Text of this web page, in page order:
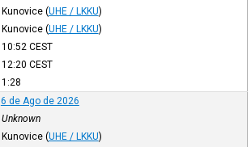
Kunovice (UHE / LKKU)
Kunovice (UHE / LKKU)
10:52 CEST
12:20 CEST
1:28
6 de Ago de 2026
Unknown
Kunovice (UHE / LKKU)